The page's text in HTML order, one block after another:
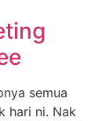
semua
hari ni. Nak